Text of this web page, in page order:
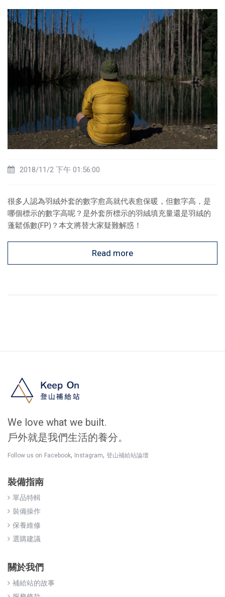
2018/11/2 下午 01:56:00
很多人認為羽絨外套的數字愈高就代表愈保暖，但數字高，是
哪個標示的數字高呢？是外套所標示的羽絨填充量還是羽絨的
蓬鬆係數(FP)？本文將替大家疑難解惑！
Read more
We love what we built.
戶外就是我們生活的養分。
Follow us on Facebook, Instagram, 登山補給站論壇
裝備指南
單品特輯
裝備操作
保養維修
選購建議
關於我們
補給站的故事